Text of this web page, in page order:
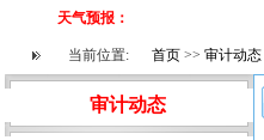
天气预报：
当前位置: 首页 >>审计动态
审计动态